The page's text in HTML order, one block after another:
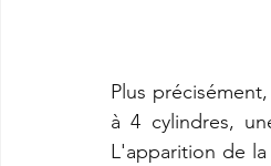
Plus
à 4 cylindres,
L'apparition de